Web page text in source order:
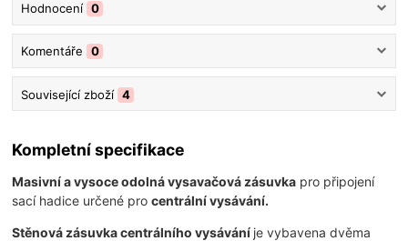
Hodnocení 0
Komentáře 0
Související zboží 4
Kompletní specifikace
Masivní a vysoce odolná vysavačová zásuvka pro připojení
sací hadice určené procentrální vysávání.
Stěnová zásuvka centrálního vysávání je vybavena dvěma